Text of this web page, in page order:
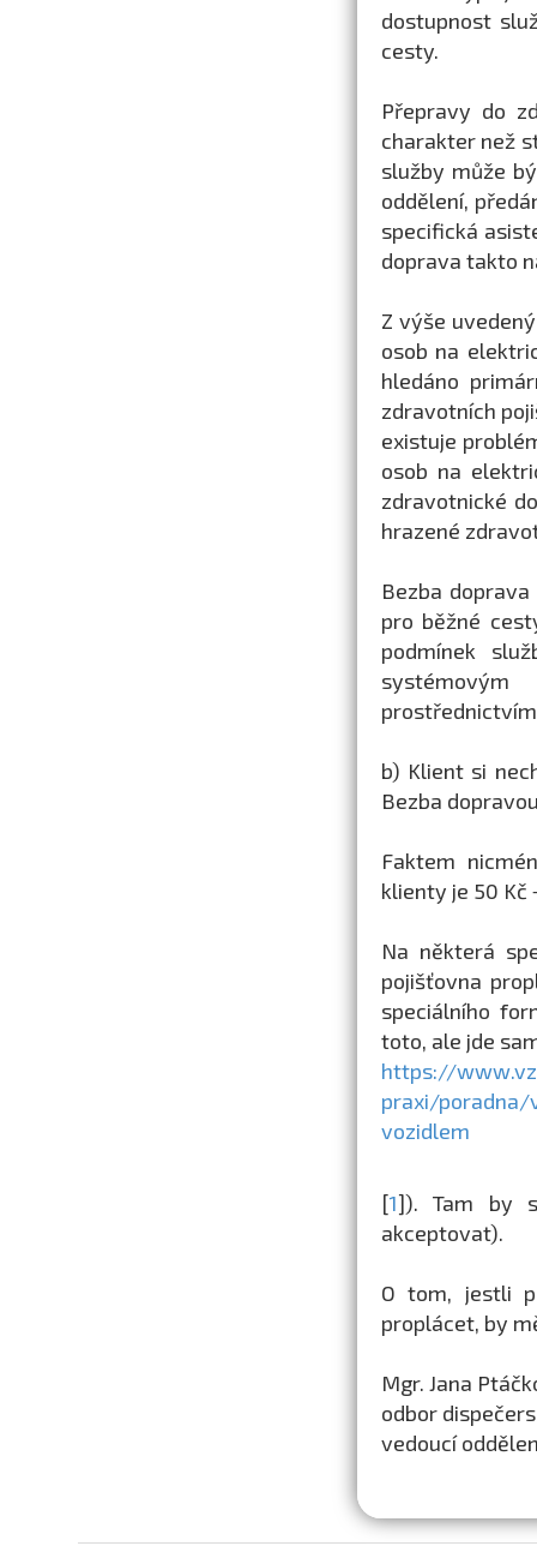
dostupnost
cesty.
Přepravy do
charakter než
služby může
oddělení,
specifická
doprava takto
Z výše
osob na
hledáno
zdravotních
existuje
osob na
zdravotnické
hrazené
Bezba
pro běžné
podmínek
b) Klient si
Bezba
Faktem
klienty je 50 Kč
Na některá
pojišťovna
speciálního
toto, ale jde
https://
praxi/poradna/
vozidlem
[1]). Tam by
akceptovat).
O tom, jestli
proplácet, by
Mgr. Jana
odbor
vedoucí